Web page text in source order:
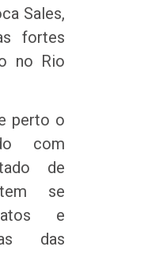
Sales,
fortes
no Rio
perto o
com
de
se
e
das